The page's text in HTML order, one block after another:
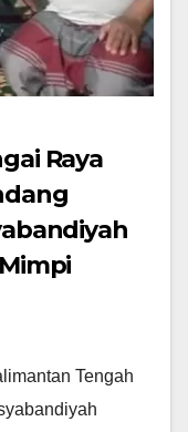
Raya
Tengah